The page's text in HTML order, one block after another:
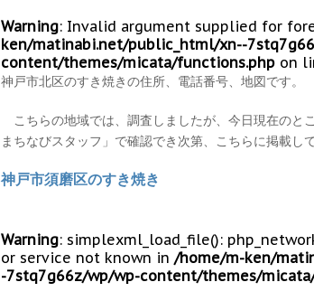
Warning: Invalid argument supplied for
ken/matinabi.net/public_html/xn--
content/themes/micata/functions.php on
神戸市北区のすき焼きの住所、電話番号、地図です。
こちらの地域では、調査しましたが、今日現在のと
まちなびスタッフ」で確認でき次第、こちらに掲載し
神戸市須磨区のすき焼き
Warning: simplexml_load_file():
or service not known in /home/m-ken/
-7stq7g66z/wp/wp-content/themes/